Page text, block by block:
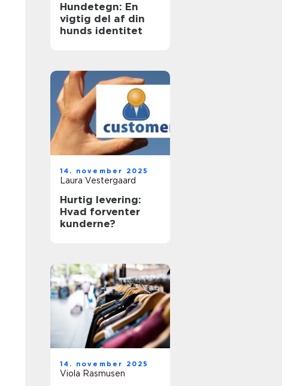
Hundetegn: En
vigtig del af din
hunds identitet
14. november 2025
Laura Vestergaard
Hurtig levering:
Hvad forventer
kunderne?
14. november 2025
Viola Rasmusen